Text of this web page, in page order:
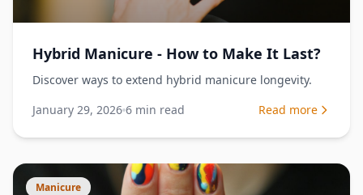
Hybrid Manicure - How to Make It Last?
Discover ways to extend hybrid manicure longevity.
January 29, 2026 6 min read Read more
Manicure